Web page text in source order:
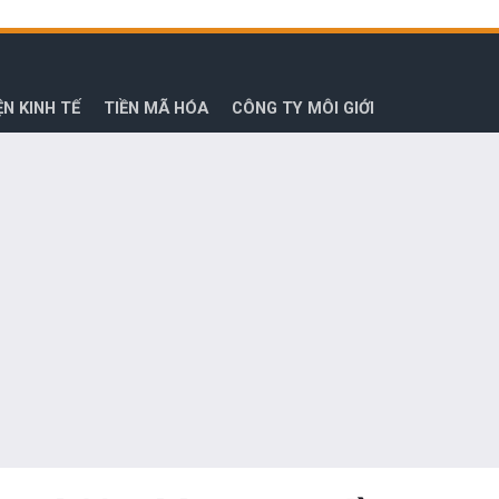
KINH TẾ TIỀN MÃ HÓA CÔNG TY MÔI GIỚI